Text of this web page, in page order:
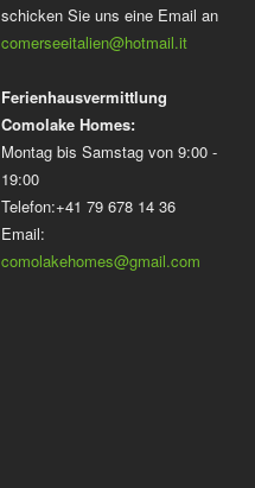
schicken Sie uns eine Email an
comerseeitalien@hotmail.it
Ferienhausvermittlung
Comolake Homes:
Montag bis Samstag von 9:00 -
19:00
Telefon:+41 79 678 14 36
Email:
comolakehomes@gmail.com